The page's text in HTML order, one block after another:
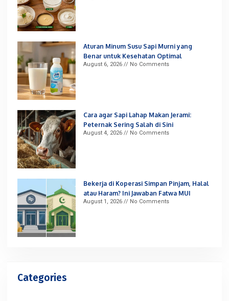
Aturan Minum Susu Sapi Murni yang
Benar untuk Kesehatan Optimal
August 6, 2026 No Comments
Cara agar Sapi Lahap Makan Jerami:
Peternak Sering Salah di Sini
August 4, 2026 No Comments
Bekerja di Koperasi Simpan Pinjam, Halal
atau Haram? Ini Jawaban Fatwa MUI
August 1, 2026 No Comments
Categories